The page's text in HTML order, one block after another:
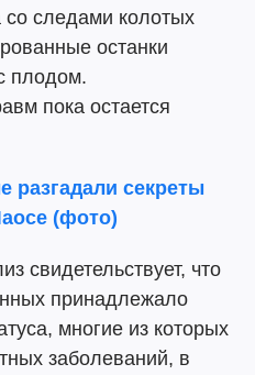
со следами колотых
останки
плодом.
пока остается
разгадали секреты
(фото)
свидетельствует, что
принадлежало
многие из которых
заболеваний, в